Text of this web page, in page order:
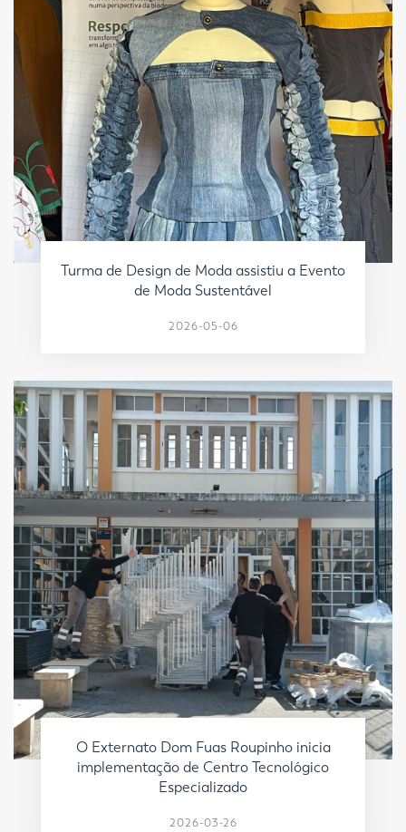
Turma de Design de Moda assistiu a Evento
de Moda Sustentável
2026-05-06
O Externato Dom Fuas Roupinho inicia
implementação de Centro Tecnológico
Especializado
2026-03-26